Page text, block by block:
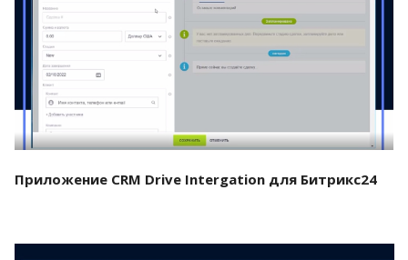
Смотреть проект
Приложение CRM Drive Intergation для Битрикс24